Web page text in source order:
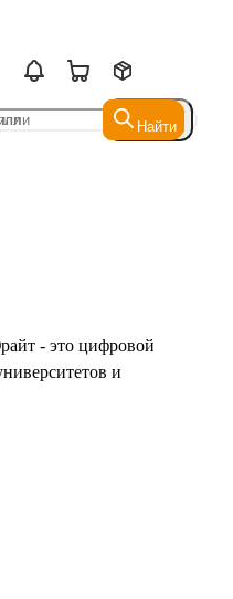
Найти
Найти
- это цифровой
и